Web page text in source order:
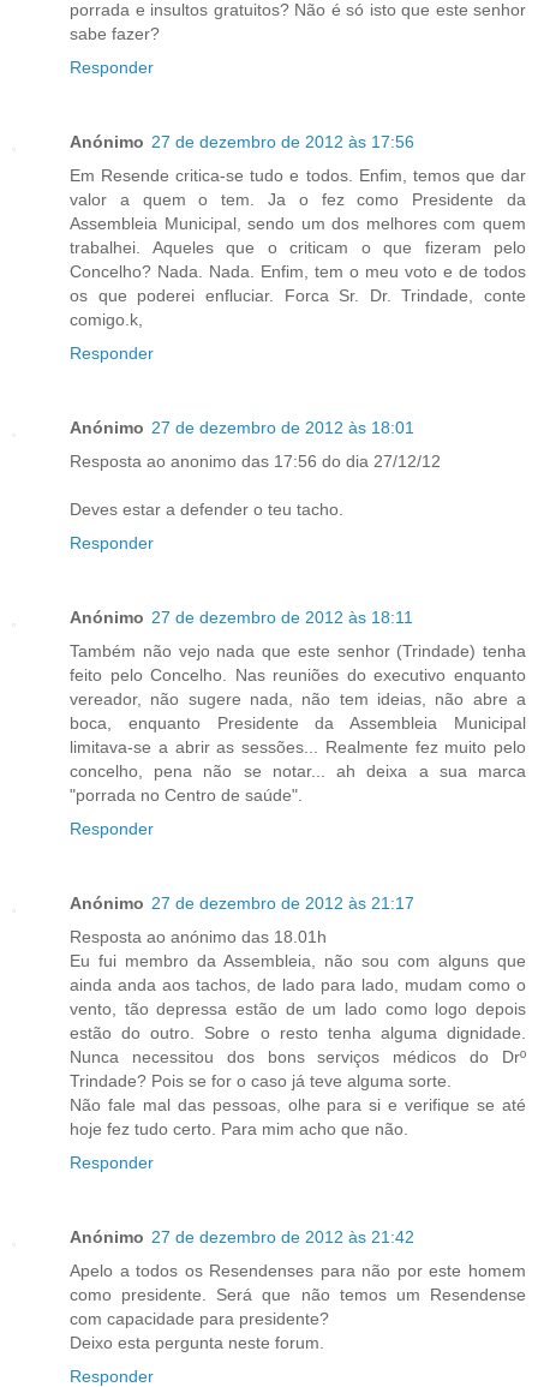
porrada e insultos gratuitos? Não é só isto que este senhor
sabe fazer?
Responder
Anónimo 27 de dezembro de 2012 às 17:56
Em Resende critica-se tudo e todos. Enfim, temos que dar
valor a quem o tem. Ja o fez como Presidente da
Assembleia Municipal, sendo um dos melhores com quem
trabalhei. Aqueles que o criticam o que fizeram pelo
Concelho? Nada. Nada. Enfim, tem o meu voto e de todos
os que poderei enfluciar. Forca Sr. Dr. Trindade, conte
comigo.k,
Responder
Anónimo 27 de dezembro de 2012 às 18:01
Resposta ao anonimo das 17:56 do dia 27/12/12
Deves estar a defender o teu tacho.
Responder
Anónimo 27 de dezembro de 2012 às 18:11
Também não vejo nada que este senhor (Trindade) tenha
feito pelo Concelho. Nas reuniões do executivo enquanto
vereador, não sugere nada, não tem ideias, não abre a
boca, enquanto Presidente da Assembleia Municipal
limitava-se a abrir as sessões... Realmente fez muito pelo
concelho, pena não se notar... ah deixa a sua marca
"porrada no Centro de saúde".
Responder
Anónimo 27 de dezembro de 2012 às 21:17
Resposta ao anónimo das 18.01h
Eu fui membro da Assembleia, não sou com alguns que
ainda anda aos tachos, de lado para lado, mudam como o
vento, tão depressa estão de um lado como logo depois
estão do outro. Sobre o resto tenha alguma dignidade.
Nunca necessitou dos bons serviços médicos do Drº
Trindade? Pois se for o caso já teve alguma sorte.
Não fale mal das pessoas, olhe para si e verifique se até
hoje fez tudo certo. Para mim acho que não.
Responder
Anónimo 27 de dezembro de 2012 às 21:42
Apelo a todos os Resendenses para não por este homem
como presidente. Será que não temos um Resendense
com capacidade para presidente?
Deixo esta pergunta neste forum.
Responder